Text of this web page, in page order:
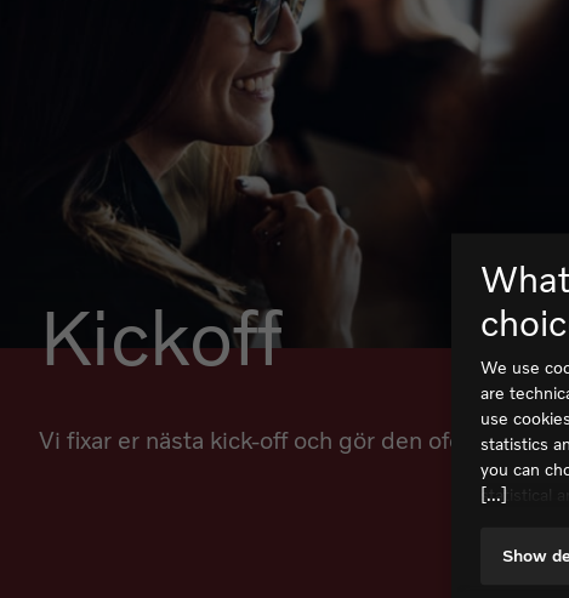
[...]
We use
are
use
statistics
you can
statistical
Show
Kickoff
Vi fixar er nästa kick-off och gör den oförglömlig!